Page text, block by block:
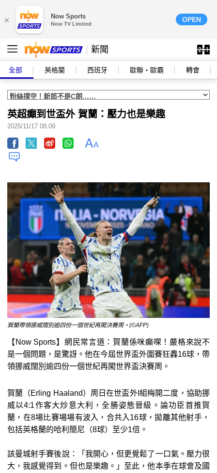
× Now Sports
Now TV Limited
OPEN
新聞
全部 英格蘭 西班牙 歐聯‧歐霸 轉會
英超癲到世盃外 賀蘭：壓力也是樂趣
2025/11/17 08:09
賀蘭帶領挪威闊別逾四份一個世紀再闖決賽周。(©AFP)
【Now Sports】網民常言道：賀蘭係咪癲㗎！嚴格來說不
是一個問題，是驚訝。他在今屆世界盃外圍賽狂轟16球，帶
領挪威闊別逾四份一個世紀再闖世界盃決賽周。
賀蘭（Erling Haaland）周日在世盃外I組梅開二度，協助挪
威以4:1作客大炒意大利，全勝姿態晉級。論功臣首推賀
蘭，在8場比賽場場有波入，合共入16球，拋離其他射手，
包括英格蘭的哈利簡尼（8球）至少1倍。
該曼城射手賽後說：「我開心，但更覺鬆了一口氣。壓力很
大，我感覺得到。但也是樂趣。」至此，他本季在球會及國